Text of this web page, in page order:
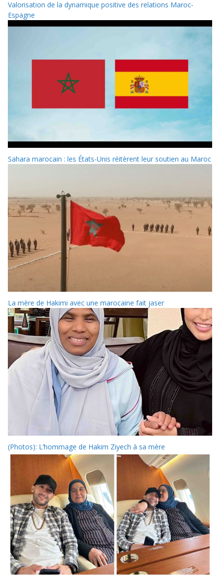
Valorisation de la dynamique positive des relations Maroc-
Espagne
Sahara marocain : les États-Unis réitèrent leur soutien au Maroc
La mère de Hakimi avec une marocaine fait jaser
(Photos): L’hommage de Hakim Ziyech à sa mère